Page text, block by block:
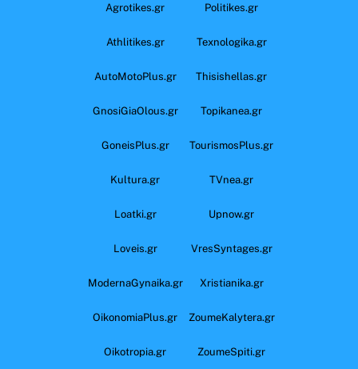
Agrotikes.gr Politikes.gr
Athlitikes.gr Texnologika.gr
AutoMotoPlus.gr Thisishellas.gr
GnosiGiaOlous.gr Topikanea.gr
GoneisPlus.gr TourismosPlus.gr
Kultura.gr TVnea.gr
Loatki.gr Upnow.gr
Loveis.gr VresSyntages.gr
ModernaGynaika.gr Xristianika.gr
OikonomiaPlus.gr ZoumeKalytera.gr
Oikotropia.gr ZoumeSpiti.gr